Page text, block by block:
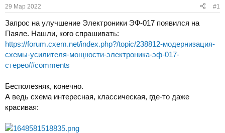
29 Мар 2022 #1
Запрос на улучшение Электроники ЭФ-017 появился на
Паяле. Нашли, кого спрашивать:
https://forum.cxem.net/index.php?/topic/238812-модернизация-
схемы-усилителя-мощности-электроника-эф-017-
стерео/#comments
Бесполезняк, конечно.
А ведь схема интересная, классическая, где-то даже
красивая: